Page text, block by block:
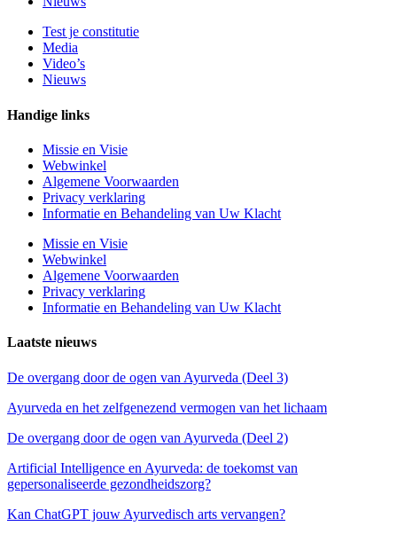
Test je constitutie
Media
Video’s
Nieuws
Handige links
Missie en Visie
Webwinkel
Algemene Voorwaarden
Privacy verklaring
Informatie en Behandeling van Uw Klacht
Missie en Visie
Webwinkel
Algemene Voorwaarden
Privacy verklaring
Informatie en Behandeling van Uw Klacht
Laatste nieuws
De overgang door de ogen van Ayurveda (Deel 3)
Ayurveda en het zelfgenezend vermogen van het lichaam
De overgang door de ogen van Ayurveda (Deel 2)
Artificial Intelligence en Ayurveda: de toekomst van
gepersonaliseerde gezondheidszorg?
Kan ChatGPT jouw Ayurvedisch arts vervangen?